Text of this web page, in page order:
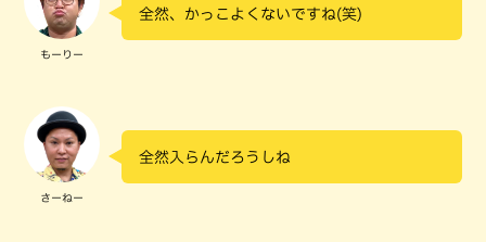
もーりー
全然、かっこよくないですね(笑)
さーねー
全然入らんだろうしね